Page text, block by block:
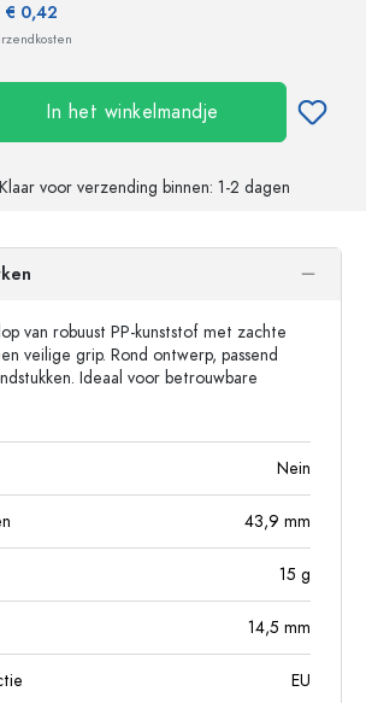
€ 0,42
In het winkelmandje
Klaar voor verzending binnen: 1-2 dagen
van robuust PP-kunststof met zachte
veilige grip. Rond ontwerp, passend
Ideaal voor betrouwbare
Nein
43,9 mm
15 g
14,5 mm
EU